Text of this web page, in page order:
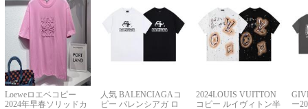
Loeweロエベコピー
2024年早春ソリッドカ
人気 BALENCIAGAコ
ピー バレンシアガ ロ
2024LOUIS VUITTON
コピー ルイヴィトン半
ー